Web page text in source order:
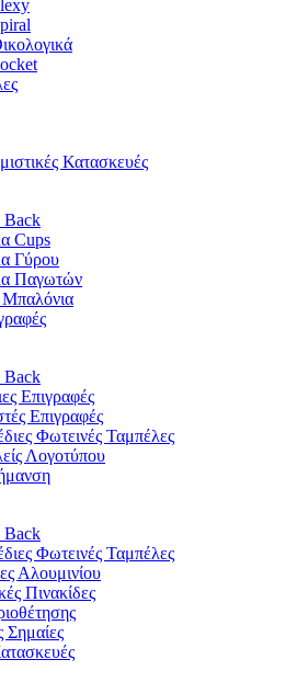
Κατασκευές
Back
Cups
Γύρου
Παγωτών
Μπαλόνια
Back
Επιγραφές
Επιγραφές
Φωτεινές Ταμπέλες
Λογοτύπου
Back
Φωτεινές Ταμπέλες
Αλουμινίου
Πινακίδες
Σημαίες